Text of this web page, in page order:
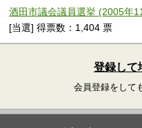
酒田市議会議員選挙 (2005年
[当選] 得票数：1,404 票
登録して
会員登録をして